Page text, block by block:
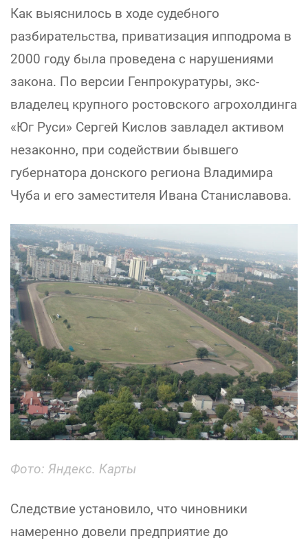
Как выяснилось в ходе судебного
разбирательства, приватизация ипподрома в
2000 году была проведена с нарушениями
закона. По версии Генпрокуратуры, экс-
владелец крупного ростовского агрохолдинга
«Юг Руси» Сергей Кислов завладел активом
незаконно, при содействии бывшего
губернатора донского региона Владимира
Чуба и его заместителя Ивана Станиславова.
Фото: Яндекс. Карты
Следствие установило, что чиновники
намеренно довели предприятие до